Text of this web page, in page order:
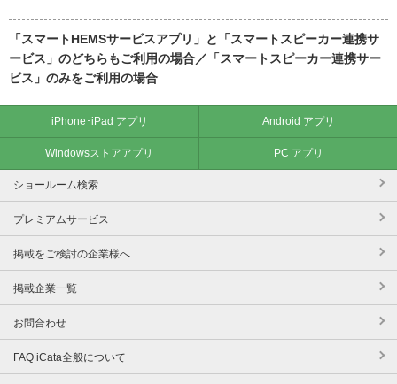
「スマートHEMSサービスアプリ」と「スマートスピーカー連携サ
ービス」のどちらもご利用の場合／「スマートスピーカー連携サー
ビス」のみをご利用の場合
iPhone･iPad アプリ Android アプリ
Windowsストアアプリ PC アプリ
ショールーム検索
プレミアムサービス
掲載をご検討の企業様へ
掲載企業一覧
お問合わせ
FAQ iCata全般について